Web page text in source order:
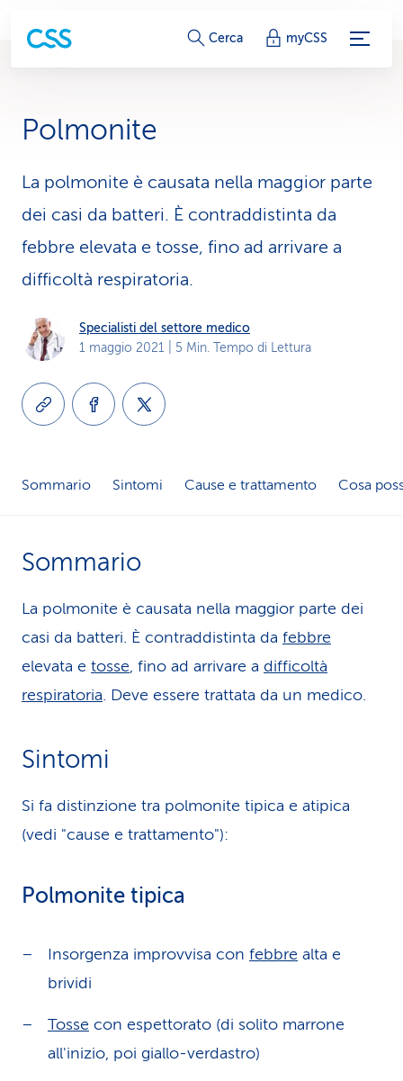
c
e
g
a
m
e
n
r
v
i
Cerca myCSS
Polmonite
La polmonite è causata nella maggior parte
dei casi da batteri. È contraddistinta da
febbre elevata e tosse, fino ad arrivare a
difficoltà respiratoria.
Specialisti del settore medico
1 maggio 2021 | 5 Min. Tempo di Lettura
Sommario Sintomi Cause e trattamento Cosa
Sommario
La polmonite è causata nella maggior parte dei
casi da batteri. È contraddistinta da febbre
elevata e tosse, fino ad arrivare a difficoltà
respiratoria. Deve essere trattata da un medico.
Sintomi
Si fa distinzione tra polmonite tipica e atipica
(vedi "cause e trattamento"):
Polmonite tipica
Insorgenza improvvisa con febbre alta e
brividi
Tosse con espettorato (di solito marrone
all'inizio, poi giallo-verdastro)